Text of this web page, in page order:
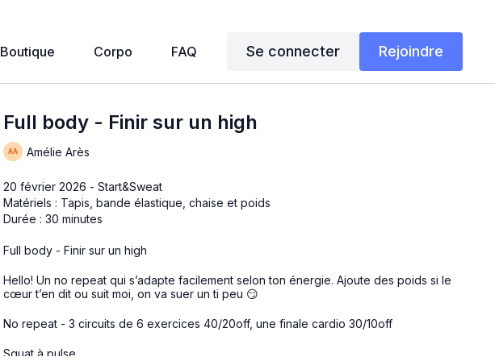
Boutique Corpo FAQ Se connecter Rejoindre
Full body - Finir sur un high
Amélie Arès
20 février 2026 - Start&Sweat
Matériels : Tapis, bande élastique, chaise et poids
Durée : 30 minutes
Full body - Finir sur un high
Hello! Un no repeat qui s’adapte facilement selon ton énergie. Ajoute des poids si le
cœur t’en dit ou suit moi, on va suer un ti peu 😏
No repeat - 3 circuits de 6 exercices 40/20off, une finale cardio 30/10off
Squat à pulse